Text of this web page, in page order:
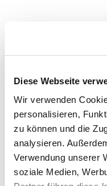
Diese Webseite
Wir verwenden
personalisieren,
zu können und die
analysieren.
Verwendung unserer
soziale Medien,